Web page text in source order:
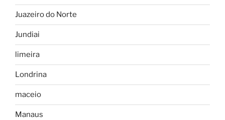
Juazeiro do Norte
Jundiai
limeira
Londrina
maceio
Manaus